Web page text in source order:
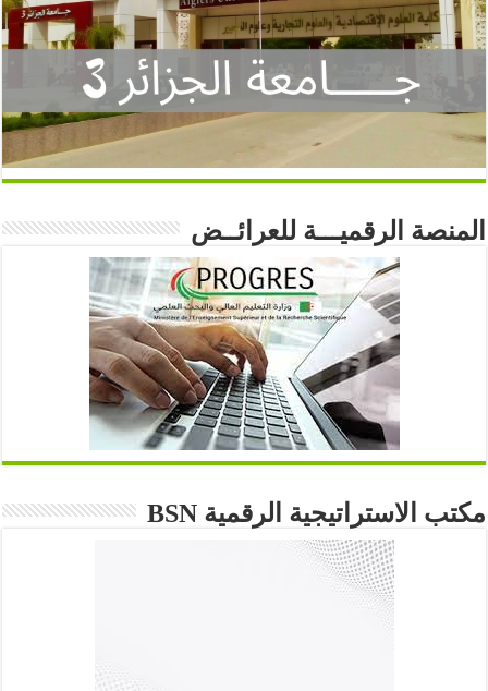
المنصة الرقميـــة للعرائــض
مكتب الاستراتيجية الرقمية BSN